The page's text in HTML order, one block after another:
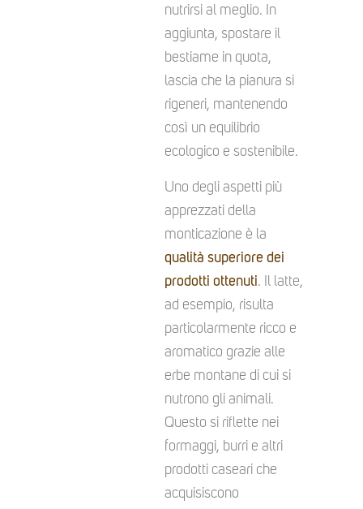
nutrirsi al meglio. In
aggiunta, spostare il
bestiame in quota,
lascia che la pianura si
rigeneri, mantenendo
così un equilibrio
ecologico e sostenibile.
Uno degli aspetti più
apprezzati della
monticazione è la
qualità superiore dei
prodotti ottenuti. Il latte,
ad esempio, risulta
particolarmente ricco e
aromatico grazie alle
erbe montane di cui si
nutrono gli animali.
Questo si riflette nei
formaggi, burri e altri
prodotti caseari che
acquisiscono